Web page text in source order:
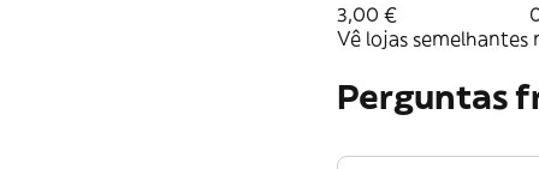
3,00 €
Vê lojas semelhantes
Perguntas